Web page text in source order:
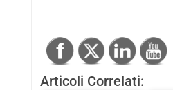
Articoli Correlati: